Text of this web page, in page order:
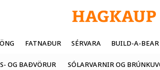
FATNAÐUR SÉRVARA BUILD-A-BEAR
OG BAÐVÖRUR SÓLARVARNIR OG